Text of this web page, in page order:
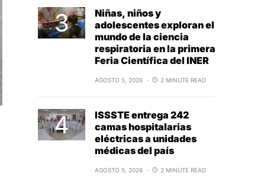
Niñas, niños y
adolescentes exploran el
mundo de la ciencia
respiratoria en la primera
Feria Científica del INER
AGOSTO 5, 2026 2 MINUTE READ
ISSSTE entrega 242
camas hospitalarias
eléctricas a unidades
médicas del país
AGOSTO 5, 2026 2 MINUTE READ